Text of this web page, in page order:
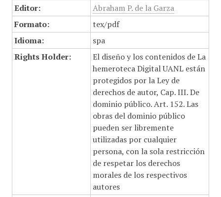
Editor:
Abraham P. de la Garza
Formato:
tex/pdf
Idioma:
spa
Rights Holder:
El diseño y los contenidos de La
hemeroteca Digital UANL están
protegidos por la Ley de
derechos de autor, Cap. III. De
dominio público. Art. 152. Las
obras del dominio público
pueden ser libremente
utilizadas por cualquier
persona, con la sola restricción
de respetar los derechos
morales de los respectivos
autores